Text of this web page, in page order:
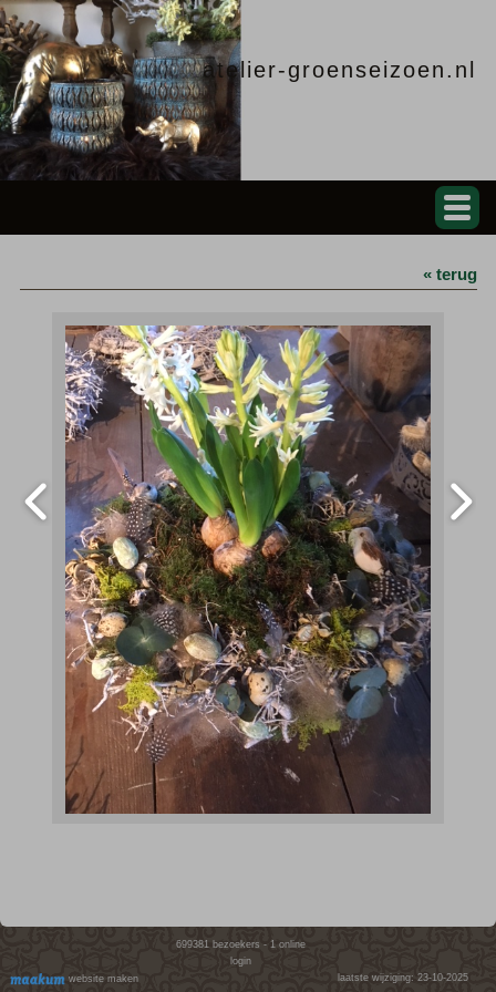
atelier-groenseizoen.nl
« terug
website maken
699381 bezoekers - 1 online
login
laatste wijziging: 23-10-2025